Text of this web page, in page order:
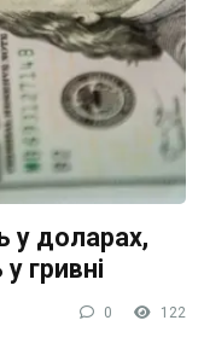
у доларах,
гривні
0 122